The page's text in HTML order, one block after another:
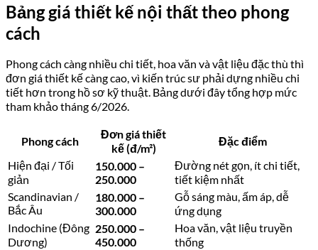
Bảng giá thiết kế nội thất theo phong
cách
Phong cách càng nhiều chi tiết, hoa văn và vật liệu đặc thù thì
đơn giá thiết kế càng cao, vì kiến trúc sư phải dựng nhiều chi
tiết hơn trong hồ sơ kỹ thuật. Bảng dưới đây tổng hợp mức
tham khảo tháng 6/2026.
Phong cách
Đơn giá thiết
kế (đ/m²)
Đặc điểm
Hiện đại / Tối
giản
150.000 –
250.000
Đường nét gọn, ít chi tiết,
tiết kiệm nhất
Scandinavian /
Bắc Âu
180.000 –
300.000
Gỗ sáng màu, ấm áp, dễ
ứng dụng
Indochine (Đông
Dương)
250.000 –
450.000
Hoa văn, vật liệu truyền
thống